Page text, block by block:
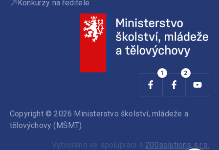
Konkurzy na ředitele
Copyright © 2026 Ministerstvo školství, mládeže a
tělovýchovy (MŠMT).
Vytvořeno ve spolupráci s 200solutions s.r.o.